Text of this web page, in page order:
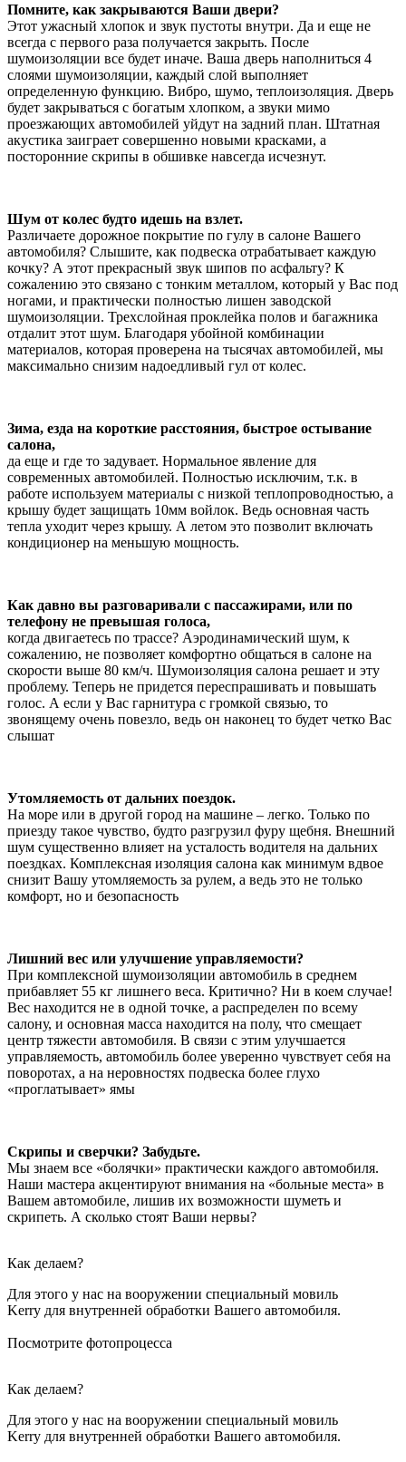
Помните, как закрываются Ваши двери?
Этот ужасный хлопок и звук пустоты внутри. Да и еще не
всегда с первого раза получается закрыть. После
шумоизоляции все будет иначе. Ваша дверь наполниться 4
слоями шумоизоляции, каждый слой выполняет
определенную функцию. Вибро, шумо, теплоизоляция. Дверь
будет закрываться с богатым хлопком, а звуки мимо
проезжающих автомобилей уйдут на задний план. Штатная
акустика заиграет совершенно новыми красками, а
посторонние скрипы в обшивке навсегда исчезнут.
Шум от колес будто идешь на взлет.
Различаете дорожное покрытие по гулу в салоне Вашего
автомобиля? Слышите, как подвеска отрабатывает каждую
кочку? А этот прекрасный звук шипов по асфальту? К
сожалению это связано с тонким металлом, который у Вас под
ногами, и практически полностью лишен заводской
шумоизоляции. Трехслойная проклейка полов и багажника
отдалит этот шум. Благодаря убойной комбинации
материалов, которая проверена на тысячах автомобилей, мы
максимально снизим надоедливый гул от колес.
Зима, езда на короткие расстояния, быстрое остывание
салона,
да еще и где то задувает. Нормальное явление для
современных автомобилей. Полностью исключим, т.к. в
работе используем материалы с низкой теплопроводностью, а
крышу будет защищать 10мм войлок. Ведь основная часть
тепла уходит через крышу. А летом это позволит включать
кондиционер на меньшую мощность.
Как давно вы разговаривали с пассажирами, или по
телефону не превышая голоса,
когда двигаетесь по трассе? Аэродинамический шум, к
сожалению, не позволяет комфортно общаться в салоне на
скорости выше 80 км/ч. Шумоизоляция салона решает и эту
проблему. Теперь не придется переспрашивать и повышать
голос. А если у Вас гарнитура с громкой связью, то
звонящему очень повезло, ведь он наконец то будет четко Вас
слышат
Утомляемость от дальних поездок.
На море или в другой город на машине – легко. Только по
приезду такое чувство, будто разгрузил фуру щебня. Внешний
шум существенно влияет на усталость водителя на дальних
поездках. Комплексная изоляция салона как минимум вдвое
снизит Вашу утомляемость за рулем, а ведь это не только
комфорт, но и безопасность
Лишний вес или улучшение управляемости?
При комплексной шумоизоляции автомобиль в среднем
прибавляет 55 кг лишнего веса. Критично? Ни в коем случае!
Вес находится не в одной точке, а распределен по всему
салону, и основная масса находится на полу, что смещает
центр тяжести автомобиля. В связи с этим улучшается
управляемость, автомобиль более уверенно чувствует себя на
поворотах, а на неровностях подвеска более глухо
«проглатывает» ямы
Скрипы и сверчки? Забудьте.
Мы знаем все «болячки» практически каждого автомобиля.
Наши мастера акцентируют внимания на «больные места» в
Вашем автомобиле, лишив их возможности шуметь и
скрипеть. А сколько стоят Ваши нервы?
Как делаем?
Для этого у нас на вооружении специальный мовиль
Kerry для внутренней обработки Вашего автомобиля.
Посмотрите фотопроцесса
Как делаем?
Для этого у нас на вооружении специальный мовиль
Kerry для внутренней обработки Вашего автомобиля.